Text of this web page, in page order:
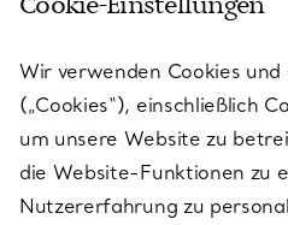
KUNDENSERVICE
SERVICES
ÜBER TIFFANY & CO.
Wir verwenden Cookies
(„Cookies“), einschließlich
um unsere Website zu
die Website-Funktionen zu
Nutzererfahrung zu